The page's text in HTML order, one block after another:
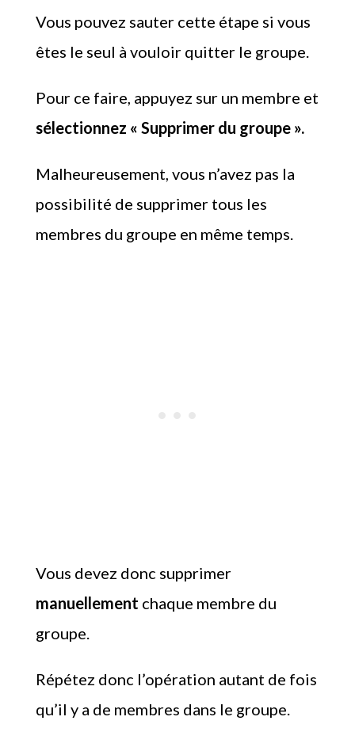
Vous pouvez sauter cette étape si vous
êtes le seul à vouloir quitter le groupe.
Pour ce faire, appuyez sur un membre et
sélectionnez « Supprimer du groupe ».
Malheureusement, vous n’avez pas la
possibilité de supprimer tous les
membres du groupe en même temps.
Vous devez donc supprimer
manuellement chaque membre du
groupe.
Répétez donc l’opération autant de fois
qu’il y a de membres dans le groupe.